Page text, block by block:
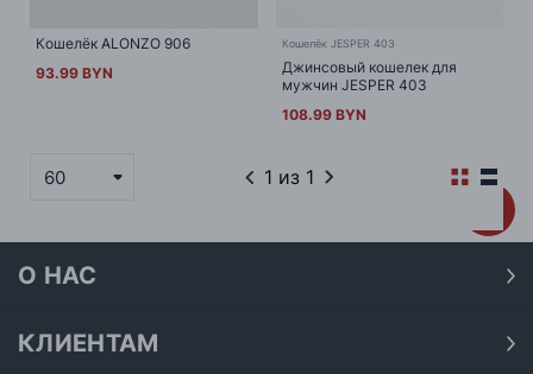
Кошелёк ALONZO 906
93.99 BYN
Кошелёк JESPER 403
Джинсовый кошелек для
мужчин JESPER 403
108.99 BYN
60 1 из 1
О НАС
Наши магазины
КЛИЕНТАМ